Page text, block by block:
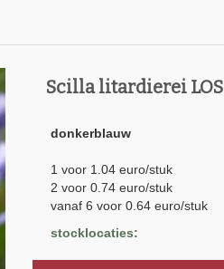
Scilla litardierei LOS
donkerblauw
1 voor 1.04 euro/stuk
2 voor 0.74 euro/stuk
vanaf 6 voor 0.64 euro/stuk
stocklocaties: